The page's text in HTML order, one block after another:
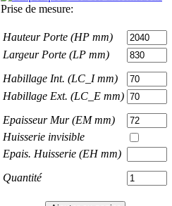
Prise de mesure:
Hauteur Porte (HP mm)
Largeur Porte (LP mm)
Habillage Int. (LC_I mm)
Habillage Ext. (LC_E mm)
Epaisseur Mur (EM mm)
Huisserie invisible
Epais. Huisserie (EH mm)
Quantité